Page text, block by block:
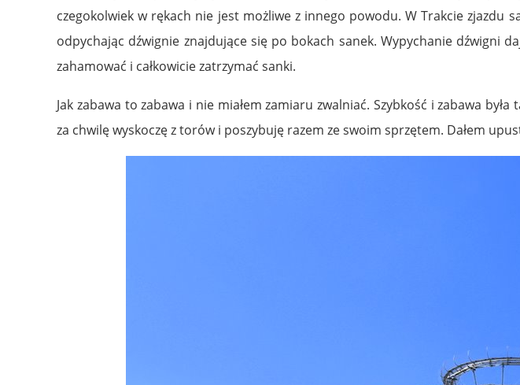
czegokolwiek w rękach nie jest możliwe z innego powodu. W Trakcie zjazdu
odpychając dźwignie znajdujące się po bokach sanek. Wypychanie dźwigni
zahamować i całkowicie zatrzymać sanki.
Jak zabawa to zabawa i nie miałem zamiaru zwalniać. Szybkość i zabawa
za chwilę wyskoczę z torów i poszybuję razem ze swoim sprzętem. Dałem